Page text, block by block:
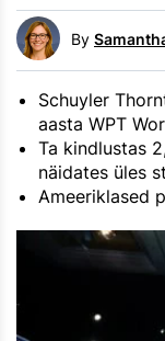
By
Schuyler
aasta WPT
Ta kindlustas
näidates üles
Ameeriklased